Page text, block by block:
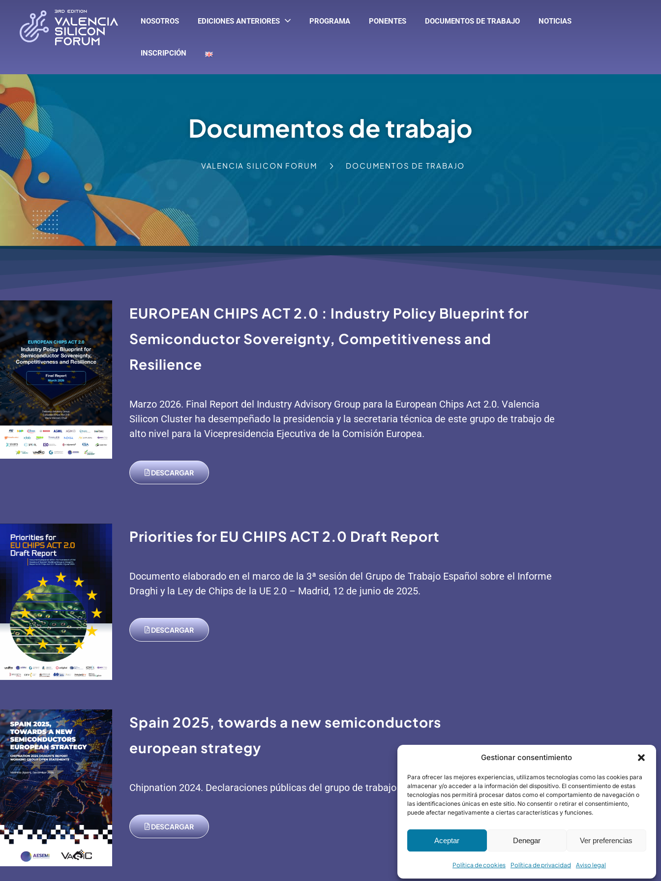
Gestionar consentimiento
Para ofrecer las mejores experiencias, utilizamos tecnologías como las cookies para
almacenar y/o acceder a la información del dispositivo. El consentimiento de estas
tecnologías nos permitirá procesar datos como el comportamiento de navegación o
las identificaciones únicas en este sitio. No consentir o retirar el consentimiento,
puede afectar negativamente a ciertas características y funciones.
Aceptar Denegar Ver preferencias
Política de cookies Política de privacidad Aviso legal
NOSOTROS EDICIONES ANTERIORES PROGRAMA PONENTES DOCUMENTOS DE TRABAJO NOTICIAS
INSCRIPCIÓN
Documentos de trabajo
VALENCIA SILICON FORUM DOCUMENTOS DE TRABAJO
EUROPEAN CHIPS ACT 2.0 : Industry Policy Blueprint for
Semiconductor Sovereignty, Competitiveness and
Resilience
Marzo 2026. Final Report del Industry Advisory Group para la European Chips Act 2.0. Valencia
Silicon Cluster ha desempeñado la presidencia y la secretaria técnica de este grupo de trabajo de
alto nivel para la Vicepresidencia Ejecutiva de la Comisión Europea.
DESCARGAR
Priorities for EU CHIPS ACT 2.0 Draft Report
Documento elaborado en el marco de la 3ª sesión del Grupo de Trabajo Español sobre el Informe
Draghi y la Ley de Chips de la UE 2.0 – Madrid, 12 de junio de 2025.
DESCARGAR
Spain 2025, towards a new semiconductors
european strategy
Chipnation 2024. Declaraciones públicas del grupo de trabajo del informe Draghi
DESCARGAR